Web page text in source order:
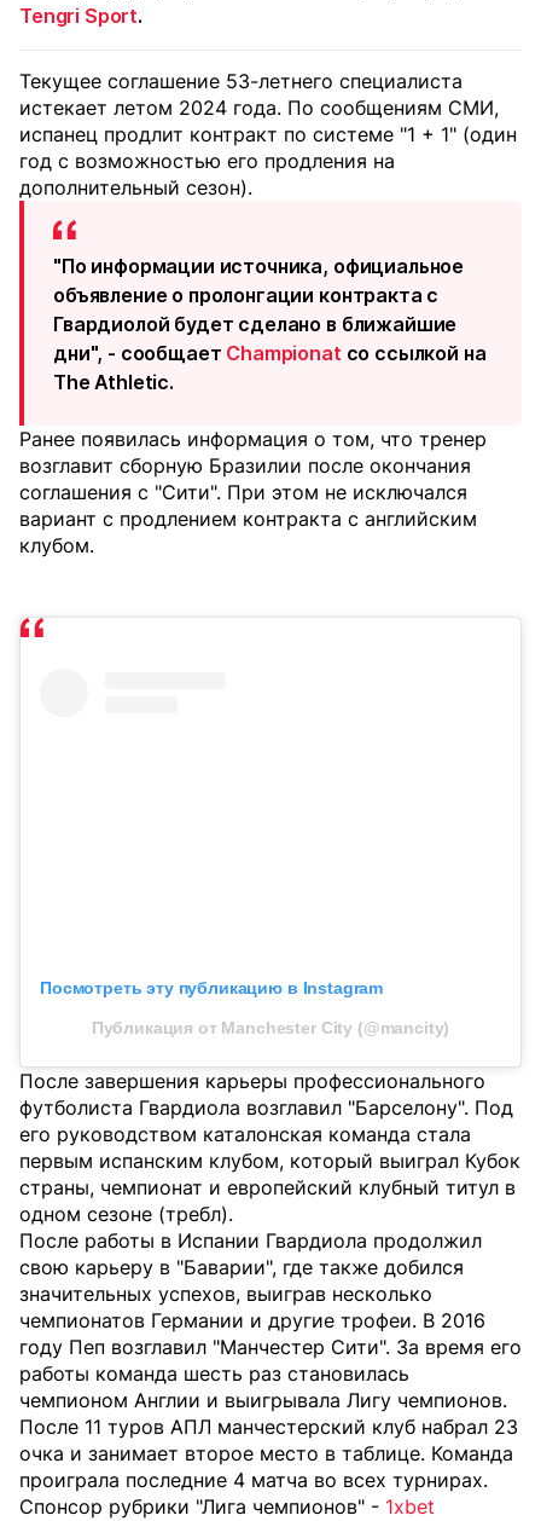
Tengri Sport.
Текущее соглашение 53-летнего специалиста
истекает летом 2024 года. По сообщениям СМИ,
испанец продлит контракт по системе "1 + 1" (один
год с возможностью его продления на
дополнительный сезон).
"По информации источника, официальное
объявление о пролонгации контракта с
Гвардиолой будет сделано в ближайшие
дни", - сообщает Championat со ссылкой на
The Athletic.
Ранее появилась информация о том, что тренер
возглавит сборную Бразилии после окончания
соглашения с "Сити". При этом не исключался
вариант с продлением контракта с английским
клубом.
Посмотреть эту публикацию в Instagram
Публикация от Manchester City (@mancity)
После завершения карьеры профессионального
футболиста Гвардиола возглавил "Барселону". Под
его руководством каталонская команда стала
первым испанским клубом, который выиграл Кубок
страны, чемпионат и европейский клубный титул в
одном сезоне (требл).
После работы в Испании Гвардиола продолжил
свою карьеру в "Баварии", где также добился
значительных успехов, выиграв несколько
чемпионатов Германии и другие трофеи. В 2016
году Пеп возглавил "Манчестер Сити". За время его
работы команда шесть раз становилась
чемпионом Англии и выигрывала Лигу чемпионов.
После 11 туров АПЛ манчестерский клуб набрал 23
очка и занимает второе место в таблице. Команда
проиграла последние 4 матча во всех турнирах.
Спонсор рубрики "Лига чемпионов" - 1xbet